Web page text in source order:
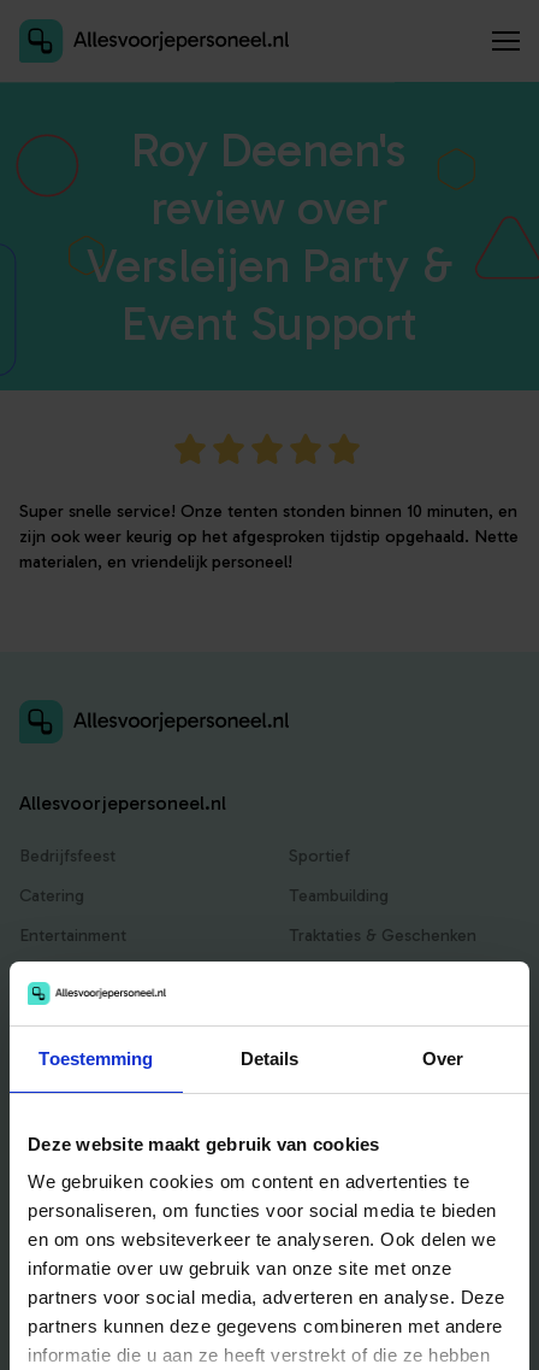
Toestemming Details Over
Deze website maakt gebruik van cookies
We gebruiken cookies om content en advertenties te
personaliseren, om functies voor social media te bieden
en om ons websiteverkeer te analyseren. Ook delen we
informatie over uw gebruik van onze site met onze
partners voor social media, adverteren en analyse. Deze
partners kunnen deze gegevens combineren met andere
informatie die u aan ze heeft verstrekt of die ze hebben
Roy Deenen's
review over
Versleijen Party &
Event Support
Super snelle service! Onze tenten stonden binnen 10 minuten, en
zijn ook weer keurig op het afgesproken tijdstip opgehaald. Nette
materialen, en vriendelijk personeel!
Allesvoorjepersoneel.nl
Bedrijfsfeest
Catering
Entertainment
Sportief
Teambuilding
Traktaties & Geschenken
Veelgestelde vragen
Bedrijfsuitjes
Bedrijfsuitje outdoor
Bedrijfsuitje indoor
Bedrijfsuitje actief